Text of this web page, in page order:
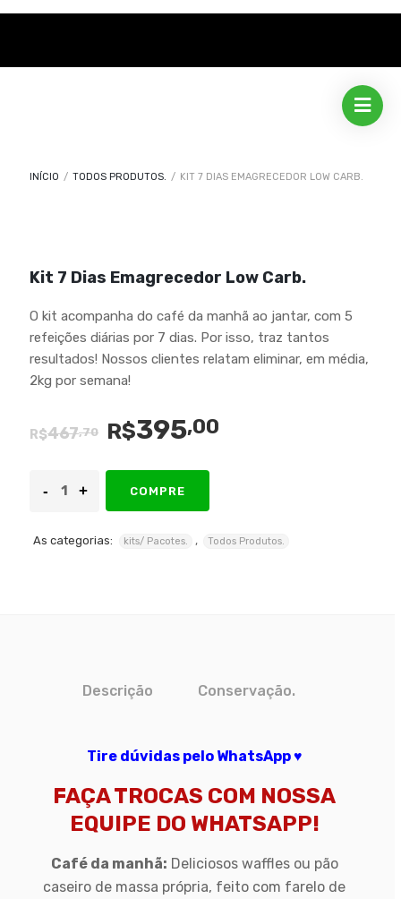
INÍCIO / TODOS PRODUTOS. / KIT 7 DIAS EMAGRECEDOR LOW CARB.
Kit 7 Dias Emagrecedor Low Carb.
O kit acompanha do café da manhã ao jantar, com 5
refeições diárias por 7 dias. Por isso, traz tantos
resultados! Nossos clientes relatam eliminar, em média,
2kg por semana!
R$467,70
Original
was:
R$467,70.
R$395,00
COMPRE
As categorias: kits/ Pacotes. , Todos Produtos.
Descrição Conservação.
Tire dúvidas pelo WhatsApp ♥
FAÇA TROCAS COM NOSSA
EQUIPE DO WHATSAPP!
Café da manhã: Deliciosos waffles ou pão
caseiro de massa própria, feito com farelo de